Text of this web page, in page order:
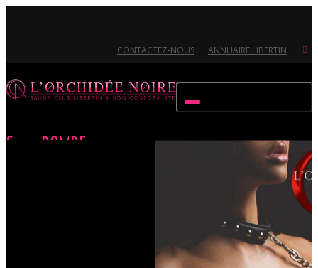
CONTACTEZ-NOUS ANNUAIRE LIBERTIN
Sexy BOMBE
Ouvert 7/7 - Pour toutes informations, contactez-nous au 02.51.72.21.81